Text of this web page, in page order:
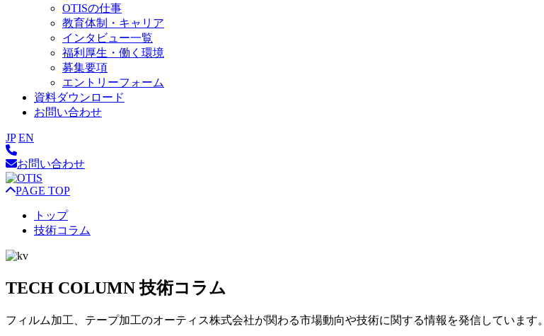
OTISの仕事
教育体制・キャリア
インタビュー一覧
福利厚生・働く環境
募集要項
エントリーフォーム
資料ダウンロード
お問い合わせ
JP EN
お問い合わせ
PAGE TOP
トップ
技術コラム
TECH COLUMN 技術コラム
フィルム加工、テープ加工のオーティス株式会社が関わる市場動向や技術に関する情報を発信しています。